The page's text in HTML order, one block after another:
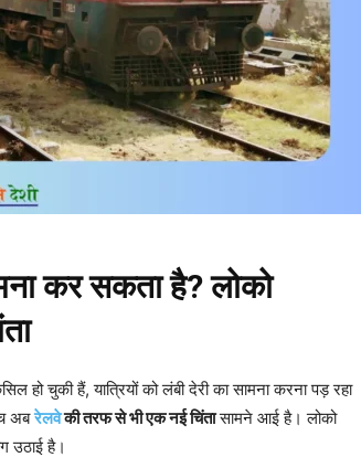
कर सकता है? लोको
हो चुकी हैं, यात्रियों को लंबी देरी का सामना करना पड़ रहा
अबरेलवेकी तरफ से भी एक नई चिंतासामने आई है। लोको
उठाई है।